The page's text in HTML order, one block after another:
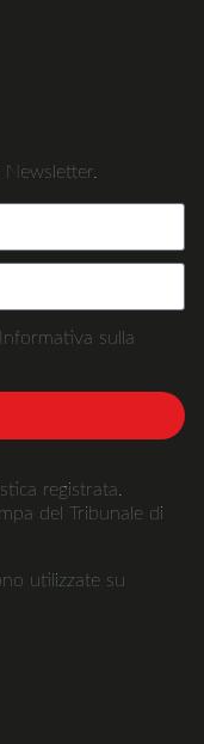
sulla
registrata.
del Tribunale di
utilizzate su